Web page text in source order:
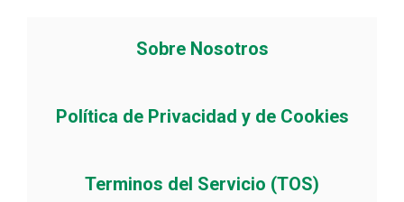
Sobre Nosotros
Política de Privacidad y de Cookies
Terminos del Servicio (TOS)